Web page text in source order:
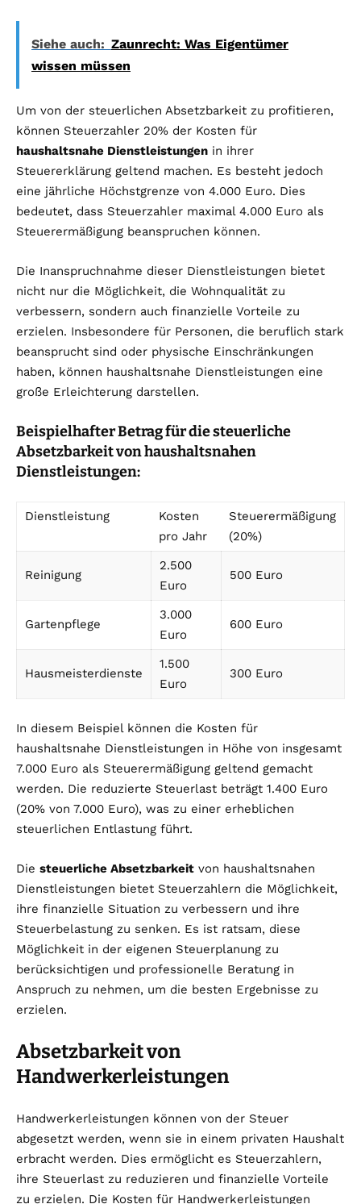
Siehe auch: Zaunrecht: Was Eigentümer
wissen müssen
Um von der steuerlichen Absetzbarkeit zu profitieren,
können Steuerzahler 20% der Kosten für
haushaltsnahe Dienstleistungen in ihrer
Steuererklärung geltend machen. Es besteht jedoch
eine jährliche Höchstgrenze von 4.000 Euro. Dies
bedeutet, dass Steuerzahler maximal 4.000 Euro als
Steuerermäßigung beanspruchen können.
Die Inanspruchnahme dieser Dienstleistungen bietet
nicht nur die Möglichkeit, die Wohnqualität zu
verbessern, sondern auch finanzielle Vorteile zu
erzielen. Insbesondere für Personen, die beruflich stark
beansprucht sind oder physische Einschränkungen
haben, können haushaltsnahe Dienstleistungen eine
große Erleichterung darstellen.
Beispielhafter Betrag für die steuerliche
Absetzbarkeit von haushaltsnahen
Dienstleistungen:
Dienstleistung
Kosten
pro Jahr
Steuerermäßigung
(20%)
Reinigung
2.500
Euro
500 Euro
Gartenpflege
3.000
Euro
600 Euro
Hausmeisterdienste
1.500
Euro
300 Euro
In diesem Beispiel können die Kosten für
haushaltsnahe Dienstleistungen in Höhe von insgesamt
7.000 Euro als Steuerermäßigung geltend gemacht
werden. Die reduzierte Steuerlast beträgt 1.400 Euro
(20% von 7.000 Euro), was zu einer erheblichen
steuerlichen Entlastung führt.
Die steuerliche Absetzbarkeit von haushaltsnahen
Dienstleistungen bietet Steuerzahlern die Möglichkeit,
ihre finanzielle Situation zu verbessern und ihre
Steuerbelastung zu senken. Es ist ratsam, diese
Möglichkeit in der eigenen Steuerplanung zu
berücksichtigen und professionelle Beratung in
Anspruch zu nehmen, um die besten Ergebnisse zu
erzielen.
Absetzbarkeit von
Handwerkerleistungen
Handwerkerleistungen können von der Steuer
abgesetzt werden, wenn sie in einem privaten Haushalt
erbracht werden. Dies ermöglicht es Steuerzahlern,
ihre Steuerlast zu reduzieren und finanzielle Vorteile
zu erzielen. Die Kosten für Handwerkerleistungen